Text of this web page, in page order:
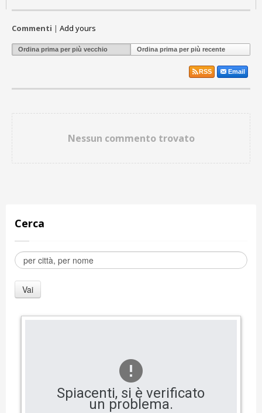
Commenti | Add yours
Ordina prima per più vecchio Ordina prima per più recente
Email
RSS
Nessun commento trovato
Cerca
Spiacenti, si è verificato
un problema.